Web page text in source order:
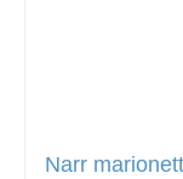
Narr